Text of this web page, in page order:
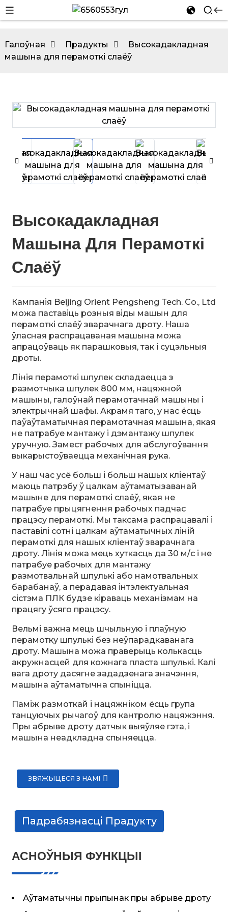
Галоўная Прадукты
Высокадакладная
машына для перамоткі слаёў
Высокадакладная
Машына Для Перамоткі
Слаёў
Кампанія Beijing Orient Pengsheng Tech. Co., Ltd
можа паставіць розныя віды машын для
перамоткі слаёў зварачнага дроту. Наша
ўласная распрацаваная машына можа
апрацоўваць як парашковыя, так і суцэльныя
дроты.
Лінія перамоткі шпулек складаецца з
размотчыка шпулек 800 мм, нацяжной
машыны, галоўнай перамотачнай машыны і
электрычнай шафы. Акрамя таго, у нас ёсць
паўаўтаматычная перамотачная машына, якая
не патрабуе мантажу і дэмантажу шпулек
уручную. Замест рабочых для абслугоўвання
выкарыстоўваецца механічная рука.
У наш час усё больш і больш нашых кліентаў
маюць патрэбу ў цалкам аўтаматызаванай
машыне для перамоткі слаёў, якая не
патрабуе прыцягнення рабочых падчас
працэсу перамоткі. Мы таксама распрацавалі і
паставілі сотні цалкам аўтаматычных ліній
перамоткі для нашых кліентаў зварачнага
дроту. Лінія можа мець хуткасць да 30 м/с і не
патрабуе рабочых для мантажу
размотвальнай шпулькі або намотвальных
барабанаў, а перадавая інтэлектуальная
сістэма ПЛК будзе кіраваць механізмам на
працягу ўсяго працэсу.
Вельмі важна мець шчыльную і плаўную
перамотку шпулькі без неўпарадкаванага
дроту. Машына можа праверыць колькасць
акружнасцей для кожнага пласта шпулькі. Калі
вага дроту дасягне зададзенага значэння,
машына аўтаматычна спыніцца.
Паміж размоткай і нацяжніком ёсць група
танцуючых рычагоў для кантролю нацяжэння.
Пры абрыве дроту датчык выяўляе гэта, і
машына неадкладна спыняецца.
ЗВЯЖЫЦЕСЯ З НАМІ
Падрабязнасці Прадукту
АСНОЎНЫЯ ФУНКЦЫІ
Аўтаматычны прыпынак пры абрыве дроту